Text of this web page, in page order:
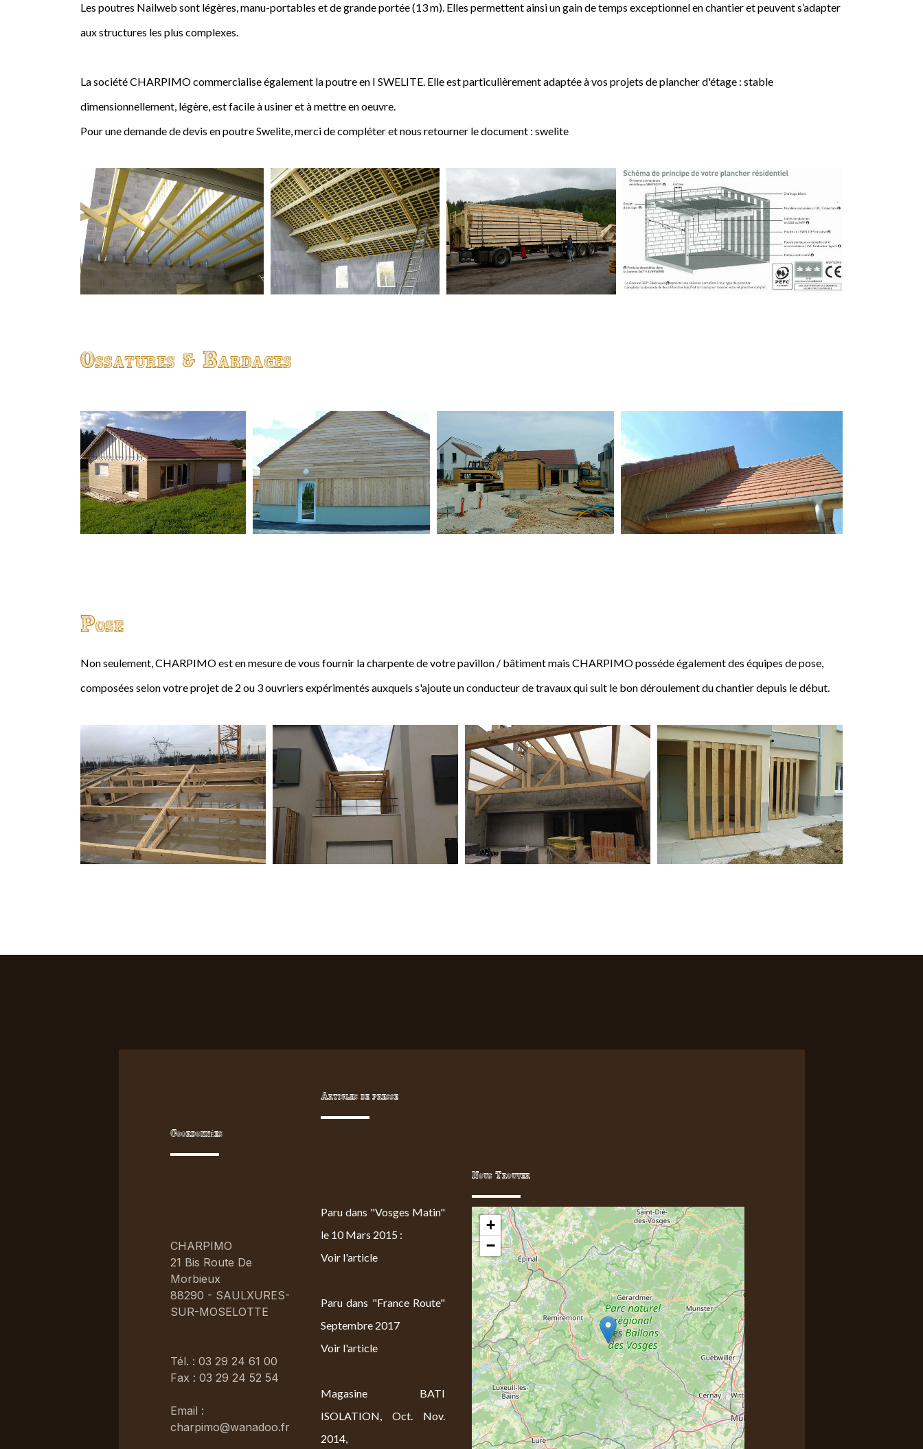
Les poutres Nailweb sont légères, manu-portables et de grande portée (13 m). Elles permettent ainsi un gain de temps exceptionnel en chantier et peuvent s’adapter
aux structures les plus complexes.
La société CHARPIMO commercialise également la poutre en I SWELITE. Elle est particulièrement adaptée à vos projets de plancher d'étage : stable
dimensionnellement, légère, est facile à usiner et à mettre en oeuvre.
Pour une demande de devis en poutre Swelite, merci de compléter et nous retourner le document : swelite
Ossatures & Bardages
Pose
Non seulement, CHARPIMO est en mesure de vous fournir la charpente de votre pavillon / bâtiment mais CHARPIMO posséde également des équipes de pose,
composées selon votre projet de 2 ou 3 ouvriers expérimentés auxquels s'ajoute un conducteur de travaux qui suit le bon déroulement du chantier depuis le début.
Coordonnées
CHARPIMO
21 Bis Route De
Morbieux
88290 - SAULXURES-
SUR-MOSELOTTE
Tél. : 03 29 24 61 00
Fax : 03 29 24 52 54
Email :
charpimo@wanadoo.fr
Articles de presse
Paru dans "Vosges Matin"
le 10 Mars 2015 :
Voir l'article
Paru dans "France Route"
Septembre 2017
Voir l'article
Magasine BATI
ISOLATION, Oct. Nov.
2014,
Nous Trouver
+
−